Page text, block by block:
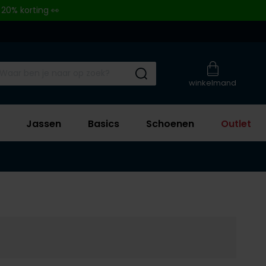
korting 👀
winkelmand
Submit search
Jassen Basics Schoenen Outlet